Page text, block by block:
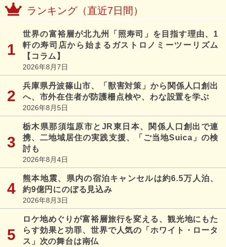
ランキング（直近7日間）
世界の富裕層が北九州「照寿司」を目指す理由、1
軒の寿司店から始まるガストロノミーツーリズム
【コラム】
2026年8月7日
兵庫県丹波篠山市、「獣害対策」から関係人口創出
へ、市外在住者が防護柵点検や、わな設置を学ぶ
2026年8月5日
栃木県那須塩原市とJR東日本、関係人口創出で連
携、二地域居住の実践支援、「ご当地Suica」の検
討も
2026年8月4日
熊本地震、県内の宿泊キャンセルは約6.5万人泊、
約9億円にのぼる見込み
2026年8月3日
ロケ地めぐりが富裕層旅行を変える、観光地にもた
らす効果と功罪、世界で人気の「ホワイト・ロータ
ス」次の舞台は南仏